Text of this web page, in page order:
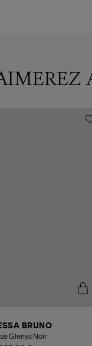
BRUNO
Glenys Noir